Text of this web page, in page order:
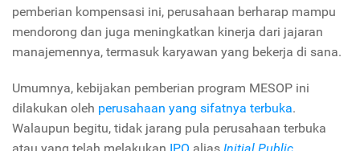
pemberian kompensasi ini, perusahaan berharap mampu
mendorong dan juga meningkatkan kinerja dari jajaran
manajemennya, termasuk karyawan yang bekerja di sana.
Umumnya, kebijakan pemberian program MESOP ini
dilakukan oleh perusahaan yang sifatnya terbuka.
Walaupun begitu, tidak jarang pula perusahaan terbuka